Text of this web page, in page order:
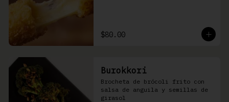
$80.00
Burokkori
Brocheta de brócoli frito con
salsa de anguila y semillas de
girasol